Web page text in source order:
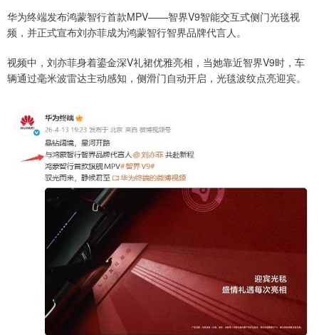
华为终端发布鸿蒙智行首款MPV——智界V9智能交互式侧门光毯视
频，并正式宣布刘亦菲成为鸿蒙智行智界品牌代言人。
视频中，刘亦菲身着鎏金深V礼裙优雅亮相，当她靠近智界V9时，车
辆通过毫米波雷达主动感知，侧滑门自动开启，光毯波纹点亮迎宾。